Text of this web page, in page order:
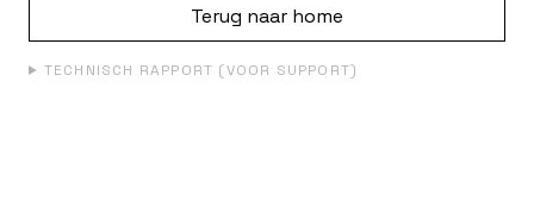
Terug naar home
TECHNISCH RAPPORT (VOOR SUPPORT)